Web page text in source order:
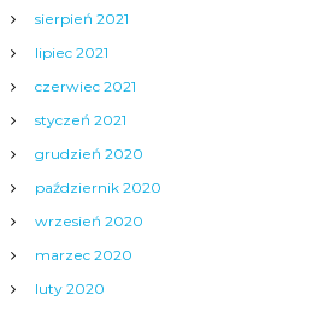
sierpień 2021
lipiec 2021
czerwiec 2021
styczeń 2021
grudzień 2020
październik 2020
wrzesień 2020
marzec 2020
luty 2020